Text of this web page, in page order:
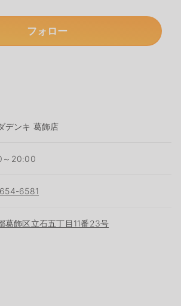
フォロー
デンキ 葛飾店
～20:00
6581
葛飾区立石五丁目11番23号